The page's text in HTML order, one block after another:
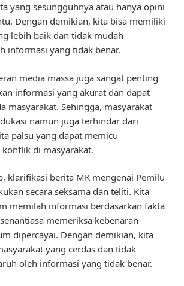
yang sesungguhnya atau hanya opini
Dengan demikian, kita bisa memiliki
lebih baik dan tidak mudah
informasi yang tidak benar.
media massa juga sangat penting
informasi yang akurat dan dapat
masyarakat. Sehingga, masyarakat
namun juga terhindar dari
palsu yang dapat memicu
di masyarakat.
klarifikasi berita MK mengenai Pemilu
secara seksama dan teliti. Kita
memilah informasi berdasarkan fakta
memeriksa kebenaran
dipercayai. Dengan demikian, kita
yang cerdas dan tidak
oleh informasi yang tidak benar.